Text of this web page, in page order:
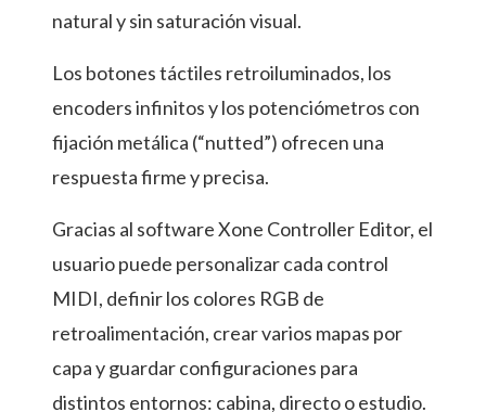
natural y sin saturación visual.
Los botones táctiles retroiluminados, los
encoders infinitos y los potenciómetros con
fijación metálica (“nutted”) ofrecen una
respuesta firme y precisa.
Gracias al software Xone Controller Editor, el
usuario puede personalizar cada control
MIDI, definir los colores RGB de
retroalimentación, crear varios mapas por
capa y guardar configuraciones para
distintos entornos: cabina, directo o estudio.